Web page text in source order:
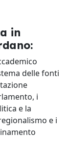
in
delle fonti
i
e la
e i